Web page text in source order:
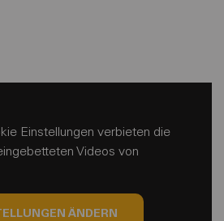
Einstellungen verbieten die
Videos von
ÄNDERN